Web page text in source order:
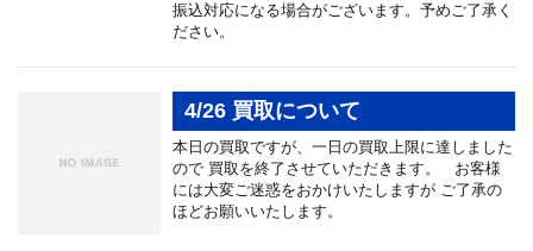
振込対応になる場合がございます。予めご了承く
ださい。
4/26 買取について
本日の買取ですが、一日の買取上限に達しました
ので 買取を終了させていただきます。 お客様
には大変ご迷惑をおかけいたしますが ご了承の
ほどお願いいたします。